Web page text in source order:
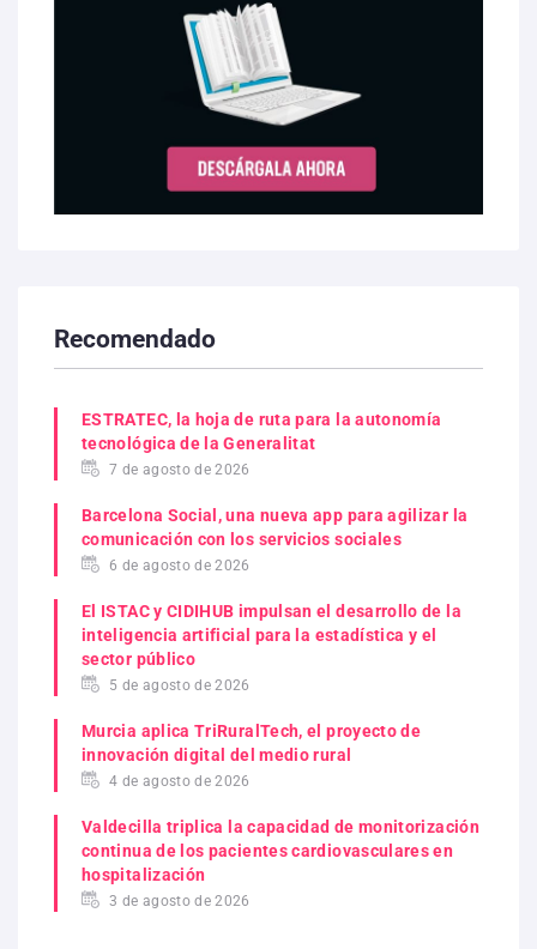
Recomendado
ESTRATEC, la hoja de ruta para la autonomía
tecnológica de la Generalitat
7 de agosto de 2026
Barcelona Social, una nueva app para agilizar la
comunicación con los servicios sociales
6 de agosto de 2026
El ISTAC y CIDIHUB impulsan el desarrollo de la
inteligencia artificial para la estadística y el
sector público
5 de agosto de 2026
Murcia aplica TriRuralTech, el proyecto de
innovación digital del medio rural
4 de agosto de 2026
Valdecilla triplica la capacidad de monitorización
continua de los pacientes cardiovasculares en
hospitalización
3 de agosto de 2026